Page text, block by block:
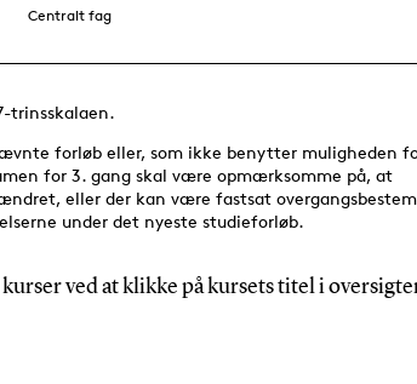
ved at klikke på kursets titel i